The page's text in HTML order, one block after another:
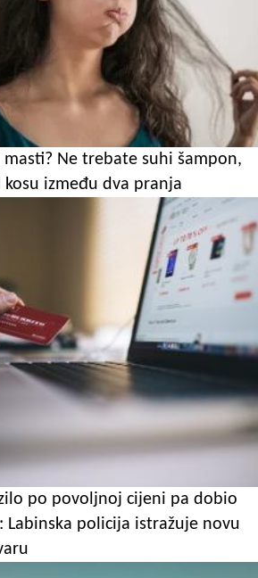
masti? Ne trebate suhi šampon,
kosu između dva pranja
po povoljnoj cijeni pa dobio
policija istražuje novu